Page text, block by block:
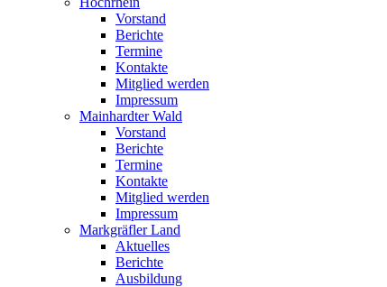
Vorstand
Berichte
Termine
Kontakte
Mitglied werden
Impressum
Mainhardter Wald
Vorstand
Berichte
Termine
Kontakte
Mitglied werden
Impressum
Markgräfler Land
Aktuelles
Berichte
Ausbildung